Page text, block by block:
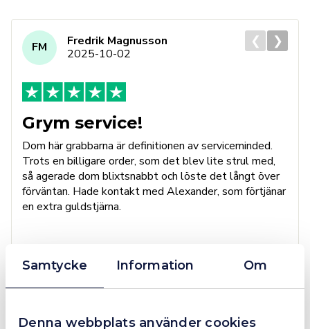
Samtycke Information Om
Denna webbplats använder cookies
FM
Fredrik Magnusson
2025-10-02
Grym service!
Dom här grabbarna är definitionen av serviceminded.
Trots en billigare order, som det blev lite strul med,
så agerade dom blixtsnabbt och löste det långt över
förväntan. Hade kontakt med Alexander, som förtjänar
en extra guldstjärna.
❮ ❯